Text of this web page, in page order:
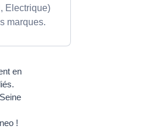
Electrique)
marques.
en
!